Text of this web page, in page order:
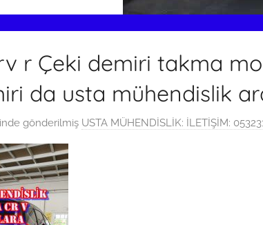
r Çeki demiri takma
da usta mühendislik
gönderilmiş USTA MÜHENDİSLİK: İLETİŞİM: